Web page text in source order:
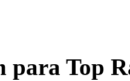
para Top